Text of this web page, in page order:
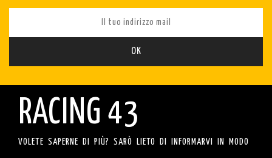
RACING 43
VOLETE SAPERNE DI PIÙ? SARÒ LIETO DI INFORMARVI IN MODO